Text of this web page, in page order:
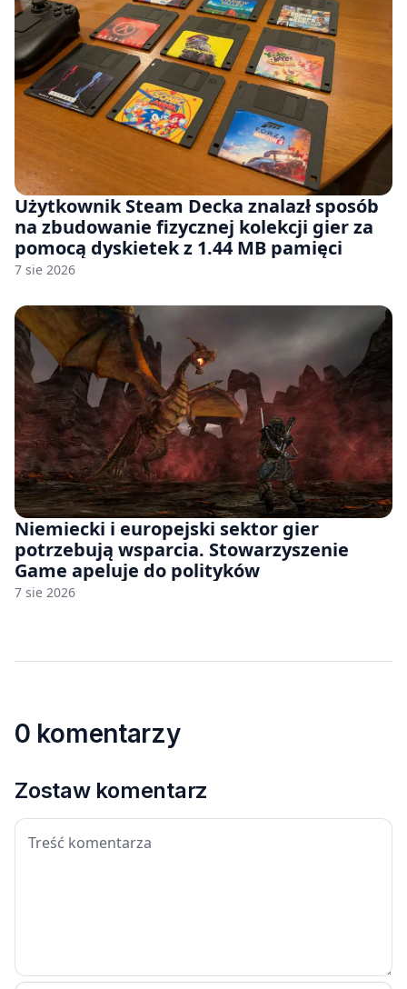
Użytkownik Steam Decka znalazł sposób
na zbudowanie fizycznej kolekcji gier za
pomocą dyskietek z 1.44 MB pamięci
7 sie 2026
Niemiecki i europejski sektor gier
potrzebują wsparcia. Stowarzyszenie
Game apeluje do polityków
7 sie 2026
0 komentarzy
Zostaw komentarz